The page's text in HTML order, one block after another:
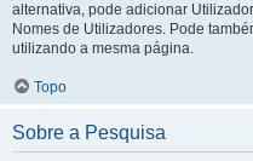
alternativa, pode adicionar
Nomes de Utilizadores. Pode
utilizando a mesma página.
Topo
Sobre a Pesquisa